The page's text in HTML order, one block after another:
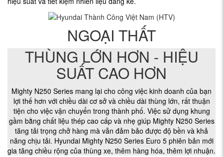
NGOẠI THẤT
THÙNG LỚN HƠN - HIỆU
SUẤT CAO HƠN
Mighty N250 Series mang lại cho công việc kinh doanh của bạn
lợi thế hơn với chiều dài cơ sở và chiều dài thùng lớn, rất thuận
tiện cho việc vận chuyển trong thành phố. Việc sử dụng khung
gầm bằng chất liệu thép cao cấp và nhẹ giúp Mighty N250 Series
tăng tải trọng chở hàng mà vẫn đảm bảo được độ bền và khả
năng chịu tải. Hyundai Mighty N250 Series Euro 5 phiên bản mới
gia tăng chiều rộng của thùng xe, thêm hàng hóa, thêm lợi nhuận.